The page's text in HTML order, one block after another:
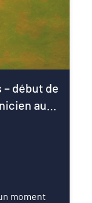
début de
au
moment